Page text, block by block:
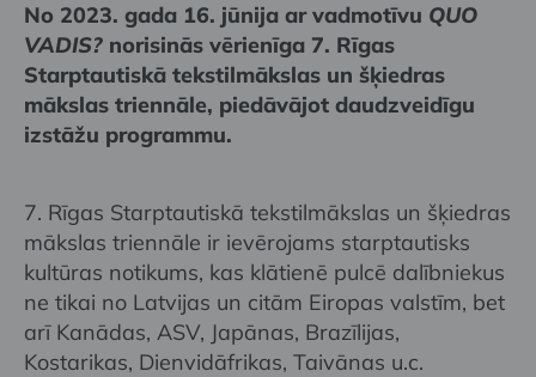
No 2023. gada 16. jūnija ar vadmotīvu QUO
VADIS? norisinās vērienīga 7. Rīgas
Starptautiskā tekstilmākslas un šķiedras
mākslas triennāle, piedāvājot daudzveidīgu
izstāžu programmu.
7. Rīgas Starptautiskā tekstilmākslas un šķiedras
mākslas triennāle ir ievērojams starptautisks
kultūras notikums, kas klātienē pulcē dalībniekus
ne tikai no Latvijas un citām Eiropas valstīm, bet
arī Kanādas, ASV, Japānas, Brazīlijas,
Kostarikas, Dienvidāfrikas, Taivānas u.c.